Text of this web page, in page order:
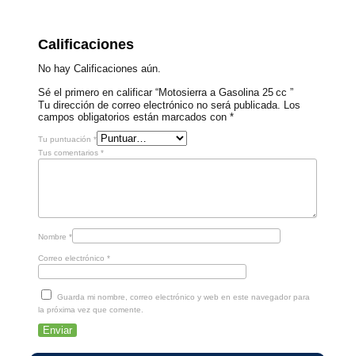
Calificaciones
No hay Calificaciones aún.
Sé el primero en calificar “Motosierra a Gasolina 25 cc ”
Tu dirección de correo electrónico no será publicada.
Los
campos obligatorios están marcados con *
Tu puntuación *
Tus comentarios *
Nombre *
Correo electrónico *
Guarda mi nombre, correo electrónico y web en este navegador para
la próxima vez que comente.